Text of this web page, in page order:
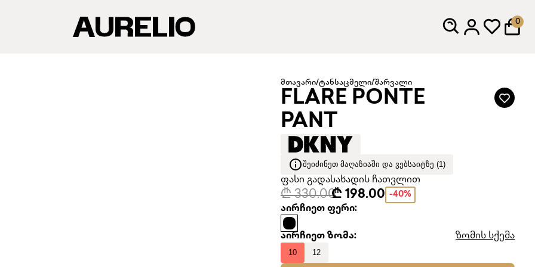
0
მთავარი/ტანსაცმელი/შარვალი
FLARE PONTE
PANT
ᲨᲔᲘᲫᲘᲜᲔᲗ ᲛᲐᲦᲐᲖᲘᲐᲨᲘ ᲓᲐ ᲕᲔᲑᲡᲐᲘᲢᲖᲔ (1)
ფასი გადასახადის ჩათვლით
₾ 330.00₾ 198.00 -40%
აირჩიეთ ფერი:
აირჩიეთ ზომა: ზომის სქემა
10 12